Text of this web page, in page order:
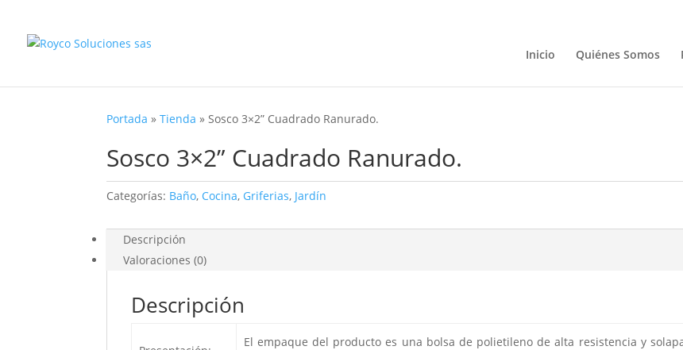
Inicio Quiénes Somos
Portada »Tienda »Sosco 3×2” Cuadrado Ranurado.
Sosco 3×2” Cuadrado Ranurado.
Categorías: Baño, Cocina, Griferias, Jardín
Descripción
Valoraciones (0)
Descripción
El empaque del producto es una bolsa de polietileno de alta resistencia y